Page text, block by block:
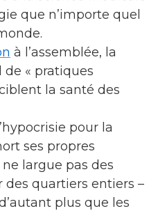
que n’importe quel
à l’assemblée, la
de « pratiques
la santé des
pour la
ses propres
largue pas des
des quartiers entiers –
plus que les